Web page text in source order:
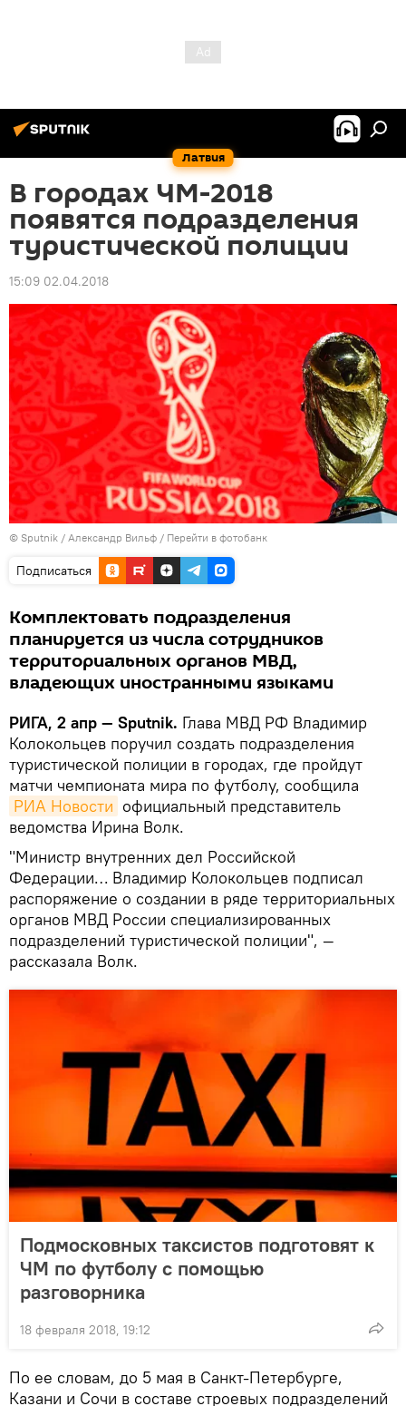
Латвия
В городах ЧМ-2018
появятся подразделения
туристической полиции
15:09 02.04.2018
© Sputnik / Александр Вильф / Перейти в фотобанк
Подписаться
Комплектовать подразделения
планируется из числа сотрудников
территориальных органов МВД,
владеющих иностранными языками
РИГА, 2 апр — Sputnik. Глава МВД РФ Владимир
Колокольцев поручил создать подразделения
туристической полиции в городах, где пройдут
матчи чемпионата мира по футболу, сообщила
РИА Новости официальный представитель
ведомства Ирина Волк.
"Министр внутренних дел Российской
Федерации… Владимир Колокольцев подписал
распоряжение о создании в ряде территориальных
органов МВД России специализированных
подразделений туристической полиции", —
рассказала Волк.
Подмосковных таксистов подготовят к
ЧМ по футболу с помощью
разговорника
18 февраля 2018, 19:12
По ее словам, до 5 мая в Санкт-Петербурге,
Казани и Сочи в составе строевых подразделений